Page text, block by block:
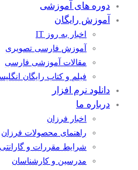
دوره های آموزشی
آموزش رایگان
اخبار به روز IT
آموزش فارسی تصویری
مقالات آموزشی فارسی
فیلم و کتاب رایگان
دانلود نرم افزار
درباره ما
اخبار فرزان
راهنمای محصولات فرزان
شرایط مقررات و گارانتی
مدرسین و کارشناسان